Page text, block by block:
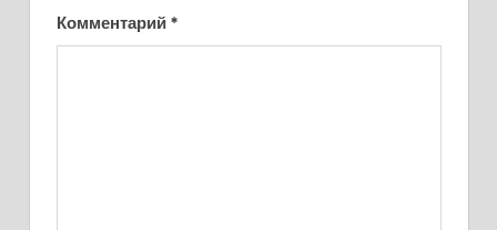
Комментарий *